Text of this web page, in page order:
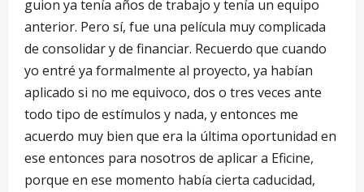
guion ya tenía años de trabajo y tenía un equipo
anterior. Pero sí, fue una película muy complicada
de consolidar y de financiar. Recuerdo que cuando
yo entré ya formalmente al proyecto, ya habían
aplicado si no me equivoco, dos o tres veces ante
todo tipo de estímulos y nada, y entonces me
acuerdo muy bien que era la última oportunidad en
ese entonces para nosotros de aplicar a Eficine,
porque en ese momento había cierta caducidad,